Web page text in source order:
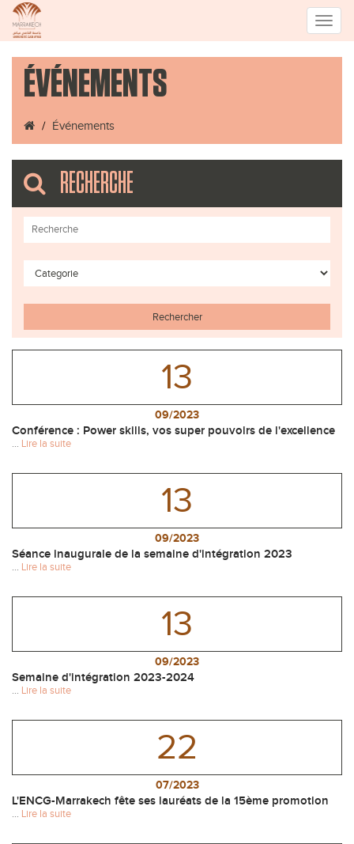
Toggle
ÉVÉNEMENTS
Événements
RECHERCHE
Rechercher
13
09/2023
Conférence : Power skills, vos super pouvoirs de l'excellence
... Lire la suite
13
09/2023
Séance inaugurale de la semaine d'intégration 2023
... Lire la suite
13
09/2023
Semaine d'intégration 2023-2024
... Lire la suite
22
07/2023
L'ENCG-Marrakech fête ses lauréats de la 15ème promotion
... Lire la suite